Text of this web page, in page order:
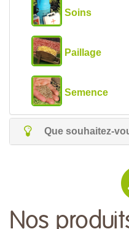
Soins
Paillage
Semence
Que souhaitez-
Nos